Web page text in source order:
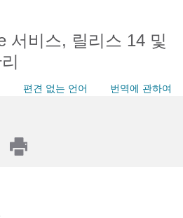
서비스, 릴리스 14 및
편견 없는 언어 번역에 관하여